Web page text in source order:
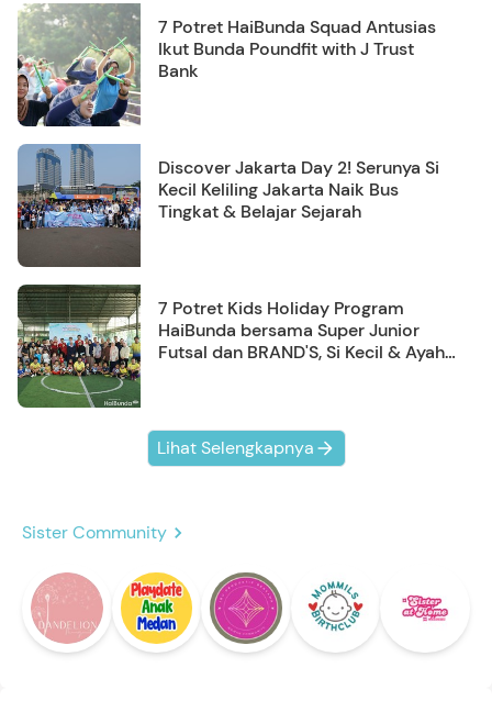
7 Potret HaiBunda Squad Antusias
Ikut Bunda Poundfit with J Trust
Bank
Discover Jakarta Day 2! Serunya Si
Kecil Keliling Jakarta Naik Bus
Tingkat & Belajar Sejarah
7 Potret Kids Holiday Program
HaiBunda bersama Super Junior
Futsal dan BRAND'S, Si Kecil & Ayah
Lihat Selengkapnya
Sister Community